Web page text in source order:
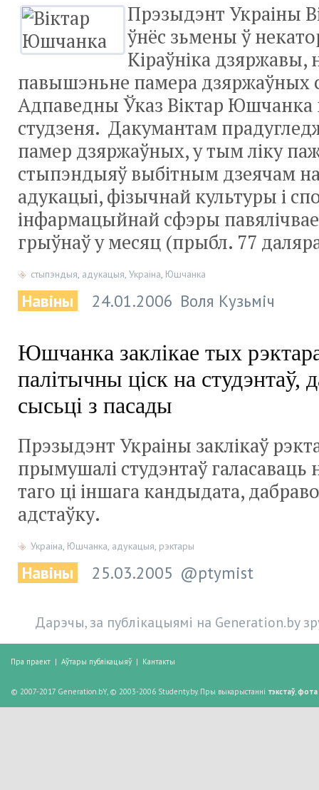
Прэзыдэнт Украіны
ўнёс зьмены ў
Кіраўніка дзяржавы,
павышэньне памера дзяржаўных
Адпаведны Ўказ Віктар Юшчанка
студзеня. Дакумантам
памер дзяржаўных, у тым ліку
стыпэндыяў выбітным дзеячам
адукацыі, фізычнай культуры і
інфармацыйнай сфэры
грыўнаў у месяц (прыбл. 77
стыпэндыя адукацыя Украіна Юшчанка
Навіны 24.01.2006 Воля Кузьміч
Юшчанка заклікае тых
палітычны ціск на студэнтаў,
сысьці з пасады
Прэзыдэнт Украіны заклікаў
прымушалі студэнтаў галасаваць
таго ці іншага кандыдата,
адстаўку.
Украіна, Юшчанка, адукацыя, рэктары
Навіны 25.03.2005 @ptymist
Дарэчы, за публікацыямі на Generation.by
Пра праект | Аўтары публікацыяў | Кантакты
© 2007-2017 Generation.bY, © 2003-2006 Studenty.by. Пры выкарыстанні тэкстаў,фота